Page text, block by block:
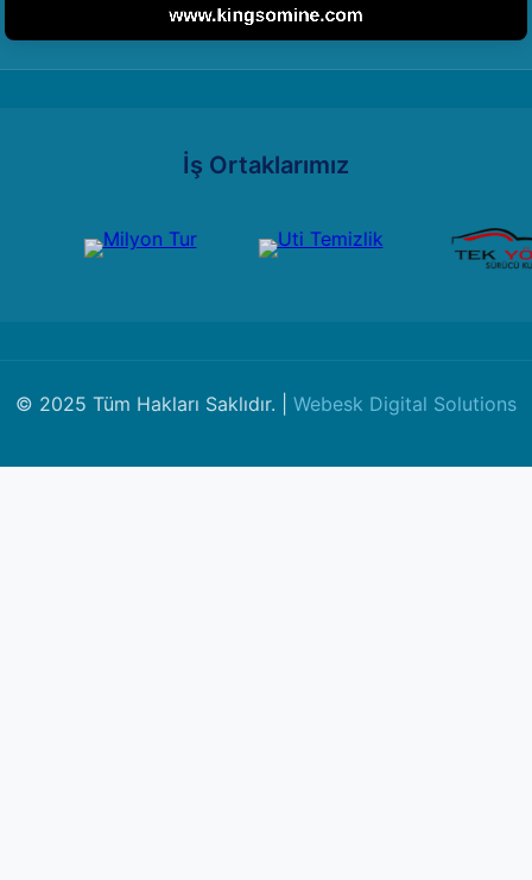
İş Ortaklarımız
© 2025 Tüm Hakları Saklıdır. | Webesk Digital Solutions